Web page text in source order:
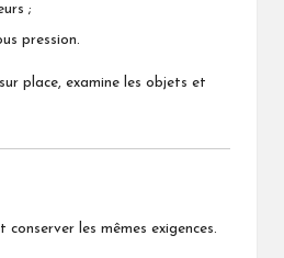
;
pression.
place, examine les objets et
les mêmes exigences.